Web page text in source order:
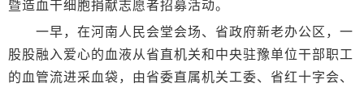
暨造血干细胞捐献志愿者招募活动。
一早，在河南人民会堂会场、省政府新老办公区，一
股股融入爱心的血液从省直机关和中央驻豫单位干部职工
的血管流进采血袋，由省委直属机关工委、省红十字会、